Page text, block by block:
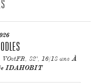
VOstFR, 82', 16/18 ansÀ
IDAHOBIT